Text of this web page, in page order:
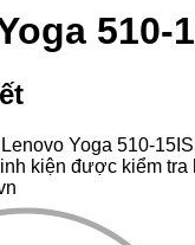
510-
Yoga 510-
kiện được kiểm tra